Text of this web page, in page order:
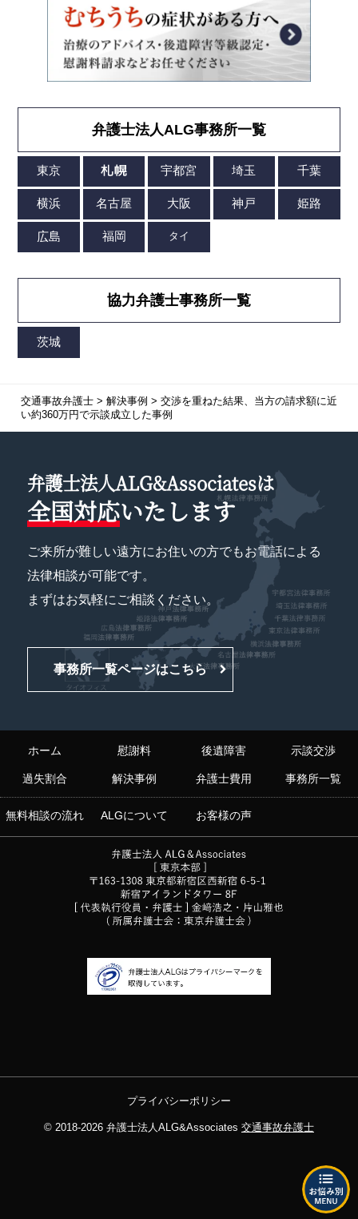
弁護士法人ALG事務所一覧
協力弁護士事務所一覧
交通事故弁護士> 解決事例 > 交渉を重ねた結果、当方の請求額に近
い約360万円で示談成立 した事例
弁護士法人ALG&Associatesは
全国対応いたします
ご来所が難しい遠方にお住いの方でもお電話による
法律相談が可能です。
まずはお気軽にご相談ください。
事務所一覧ページはこちら
ホーム 慰謝料 後遺障害 示談交渉
過失割合 解決事例 弁護士費用 事務所一覧
無料相談の流れ ALGについて お客様の声
プライバシーポリシー
© 2018-2026 弁護士法人ALG&Associates 交通事故弁護士